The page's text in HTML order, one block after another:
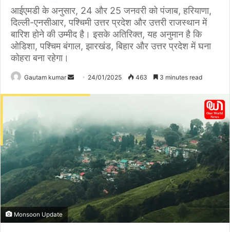
आईएमडी के अनुसार, 24 और 25 जनवरी को पंजाब, हरियाणा,
दिल्ली-एनसीआर, पश्चिमी उत्तर प्रदेश और उत्तरी राजस्थान में
बारिश होने की उम्मीद है। इसके अतिरिक्त, यह अनुमान है कि
ओडिशा, पश्चिम बंगाल, झारखंड, बिहार और उत्तर प्रदेश में घना
कोहरा बना रहेगा।
Gautam kumar
a
n
m
a
24/01/2025 463 3 minutes read
Monsoon Update